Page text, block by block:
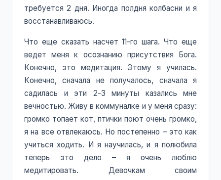
требуется 2 дня. Иногда полдня колбасни и я
восстанавливаюсь.
Что еще сказать насчет 11-го шага. Что еще
ведет меня к осознанию присутствия Бога.
Конечно, это медитация. Этому я училась.
Конечно, сначала не получалось, сначала я
садилась и эти 2-3 минуты казались мне
вечностью. Живу в коммуналке и у меня сразу:
громко топает кот, птички поют очень громко,
я на все отвлекаюсь. Но постепенно – это как
учиться ходить. И я научилась, и я полюбила
теперь это дело – я очень люблю
медитировать. Девочкам своим